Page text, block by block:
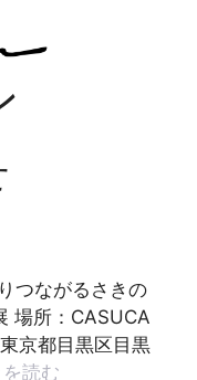
つながるさきの
場所：CASUCA
京都目黒区目黒
読む